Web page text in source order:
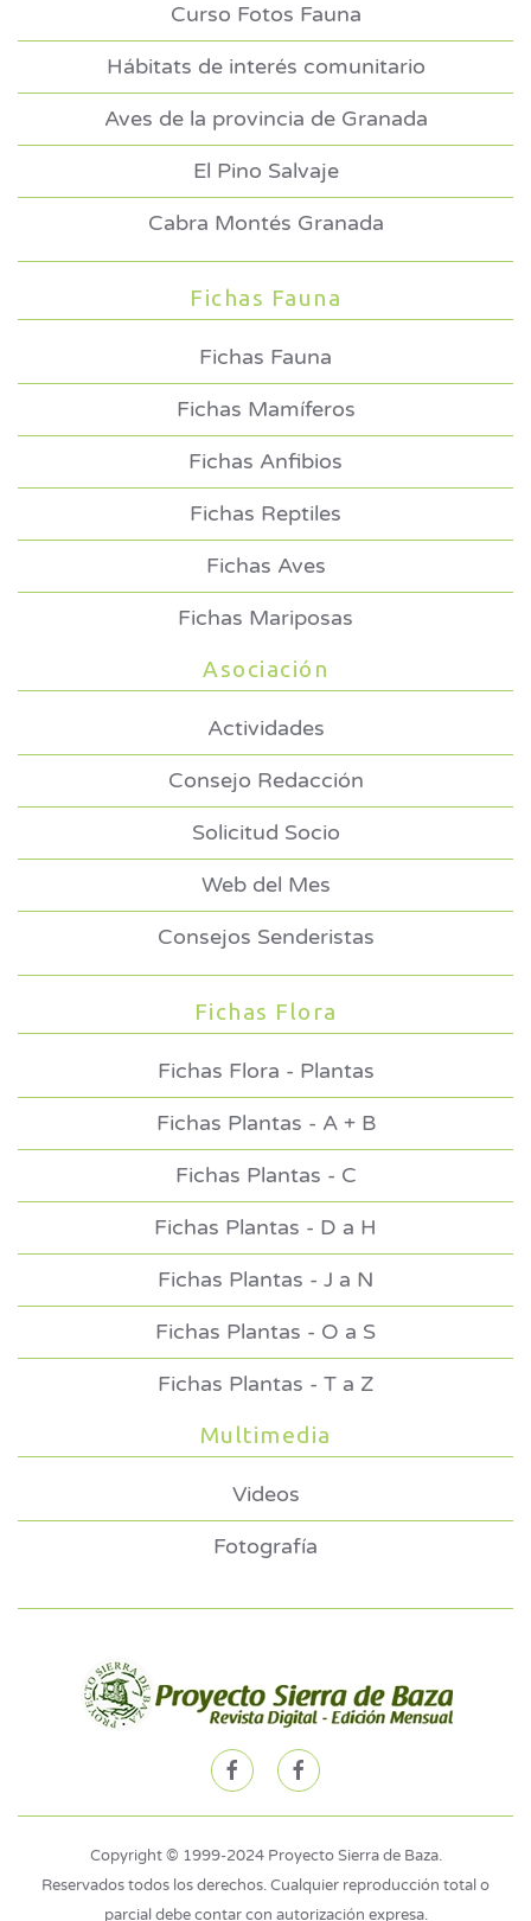
Curso Fotos Fauna
Hábitats de interés comunitario
Aves de la provincia de Granada
El Pino Salvaje
Cabra Montés Granada
Fichas Fauna
Fichas Fauna
Fichas Mamíferos
Fichas Anfibios
Fichas Reptiles
Fichas Aves
Fichas Mariposas
Asociación
Actividades
Consejo Redacción
Solicitud Socio
Web del Mes
Consejos Senderistas
Fichas Flora
Fichas Flora - Plantas
Fichas Plantas - A + B
Fichas Plantas - C
Fichas Plantas - D a H
Fichas Plantas - J a N
Fichas Plantas - O a S
Fichas Plantas - T a Z
Multimedia
Videos
Fotografía
Copyright © 1999-2024 Proyecto Sierra de Baza.
Reservados todos los derechos. Cualquier reproducción total o
parcial debe contar con autorización expresa.